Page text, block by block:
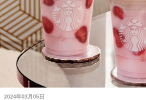
2024年03月05日